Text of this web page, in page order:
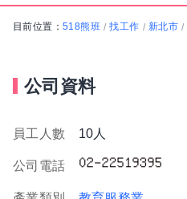
目前位置： 518熊班 / 找工作 / 新北市 /
公司資料
員工人數 10人
公司電話